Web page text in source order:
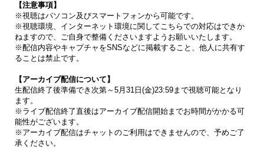
【注意事項】
※視聴はパソコン及びスマートフォンから可能です。
※視聴環境、インターネット環境に関してこちらでの対応はできか
ねますので、ご自身で整備くださいますようお願いいたします。
※配信内容やキャプチャをSNSなどに掲載すること、他人に共有す
ることは禁止です。
【アーカイブ配信について】
生配信終了後準備でき次第～5月31日(金)23:59まで視聴可能となり
ます。
※ライブ配信終了直後はアーカイブ配信開始までお時間がかかる可
能性がございます。
※アーカイブ配信はチャットのご利用はできませんので、予めご了
承ください。